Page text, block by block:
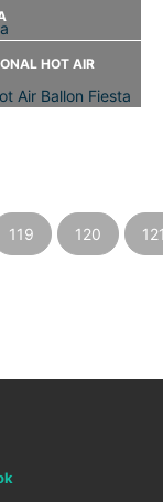
HOT AIR
119 120